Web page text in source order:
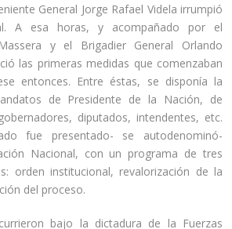
General Jorge Rafael Videla irrumpió
A esa horas, y acompañado por el
y el Brigadier General Orlando
las primeras medidas que comenzaban
entonces. Entre éstas, se disponía la
de Presidente de la Nación, de
diputados, intendentes, etc.
fue presentado- se autodenominó-
Nacional, con un programa de tres
orden institucional, revalorización de la
del proceso.
bajo la dictadura de la Fuerzas